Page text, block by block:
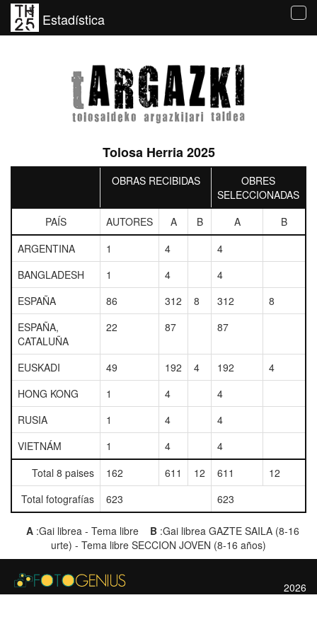
Estadística
Tolosa Herria 2025
OBRAS RECIBIDAS
OBRES
SELECCIONADAS
PAÍS
AUTORES A B A
B
ARGENTINA
1 4
4
BANGLADESH
1 4
4
ESPAÑA
86 312 8 312
8
ESPAÑA,
CATALUÑA
22 87 87
EUSKADI 49 192 4 192
4
HONG KONG
1 4
4
RUSIA
1 4
4
VIETNÁM
1 4
4
Total 8 paises
162 611 12 611
12
Total fotografías
623 623
A :Gai librea - Tema libre B :Gai librea GAZTE SAILA (8-16
urte) - Tema libre SECCION JOVEN (8-16 años)
2026